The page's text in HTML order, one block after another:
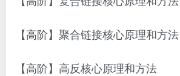
【高阶】聚合链接核心原理和方法
【高阶】高反核心原理和方法